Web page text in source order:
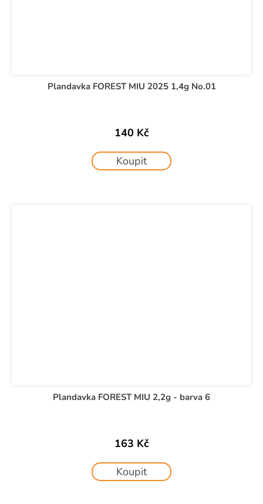
Plandavka FOREST MIU 2025 1,4g No.01
140 Kč
Koupit
Plandavka FOREST MIU 2,2g - barva 6
163 Kč
Koupit